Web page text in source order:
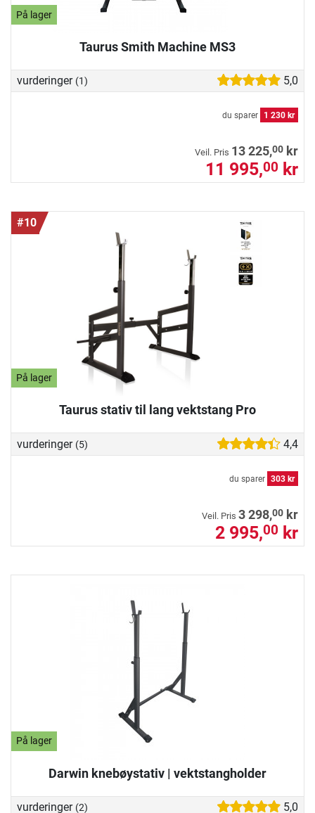
På lager
Taurus Smith Machine MS3
vurderinger (1) 5,0
du sparer 1 230 kr
Veil. Pris 13 225,00 kr
11 995,00 kr
#10
På lager
Taurus stativ til lang vektstang Pro
vurderinger (5) 4,4
du sparer 303 kr
Veil. Pris 3 298,00 kr
2 995,00 kr
På lager
Darwin knebøystativ | vektstangholder
vurderinger (2) 5,0